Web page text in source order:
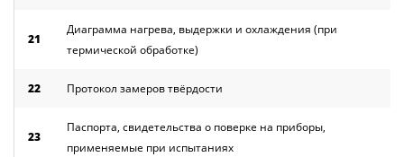
21
Диаграмма нагрева, выдержки и охлаждения (при
термической обработке)
22 Протокол замеров твёрдости
23
Паспорта, свидетельства о поверке на приборы,
применяемые при испытаниях